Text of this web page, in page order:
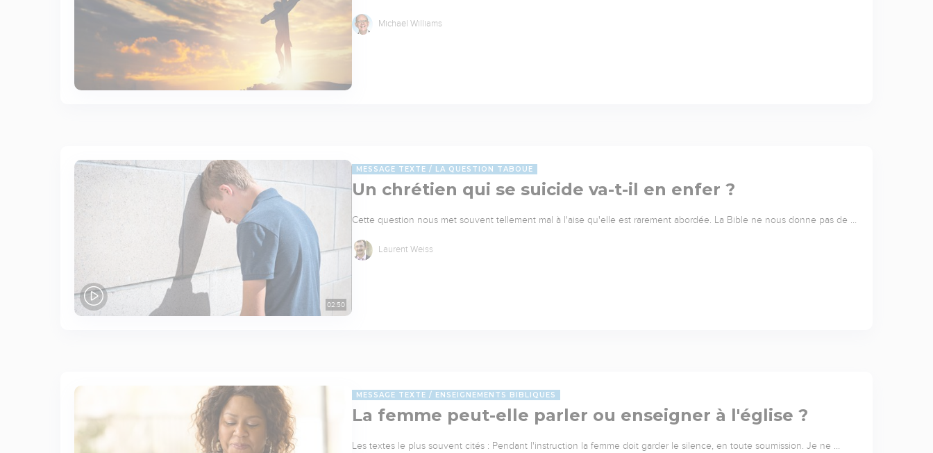
Michaël Williams
02:50
MESSAGE TEXTE LA QUESTION TABOUE
Un chrétien qui se suicide va-t-il en enfer ?
Cette question nous met souvent tellement mal à l'aise qu'elle est rarement abordée. La Bible ne nous donne pas de …
Laurent Weiss
MESSAGE TEXTE ENSEIGNEMENTS BIBLIQUES
La femme peut-elle parler ou enseigner à l'église ?
Les textes le plus souvent cités : Pendant l'instruction la femme doit garder le silence, en toute soumission. Je ne …